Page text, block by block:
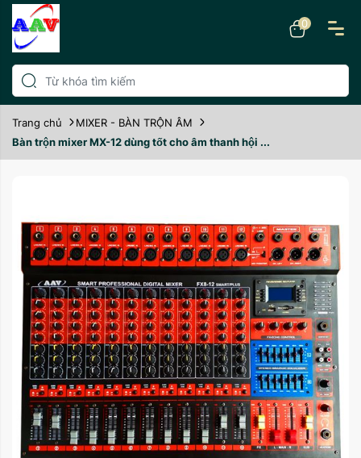
0
Trang chủ
MIXER - BÀN TRỘN ÂM
Bàn trộn mixer MX-12 dùng tốt cho âm thanh hội ...